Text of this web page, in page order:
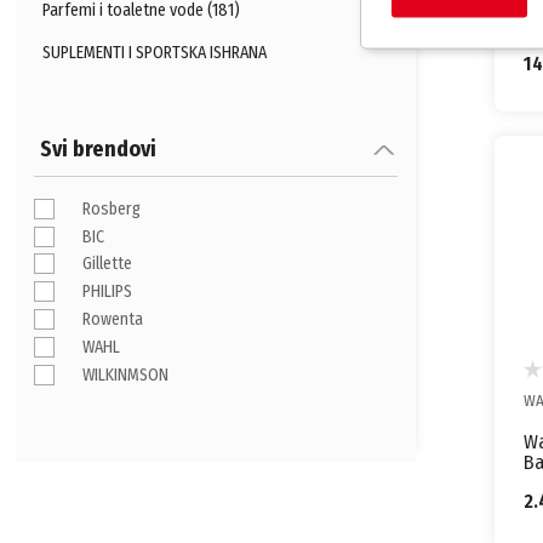
Parfemi i toaletne vode (181)
SUPLEMENTI I SPORTSKA ISHRANA
Svi brendovi
Rosberg
BIC
Gillette
PHILIPS
Rowenta
WAHL
WILKINMSON